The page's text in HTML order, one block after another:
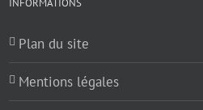
INFORMATIONS
Plan du site
Mentions légales